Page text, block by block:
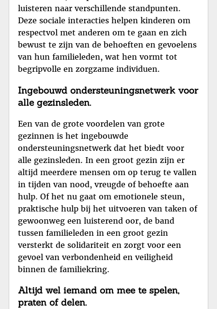
luisteren naar verschillende standpunten.
Deze sociale interacties helpen kinderen om
respectvol met anderen om te gaan en zich
bewust te zijn van de behoeften en gevoelens
van hun familieleden, wat hen vormt tot
begripvolle en zorgzame individuen.
Ingebouwd ondersteuningsnetwerk voor
alle gezinsleden.
Een van de grote voordelen van grote
gezinnen is het ingebouwde
ondersteuningsnetwerk dat het biedt voor
alle gezinsleden. In een groot gezin zijn er
altijd meerdere mensen om op terug te vallen
in tijden van nood, vreugde of behoefte aan
hulp. Of het nu gaat om emotionele steun,
praktische hulp bij het uitvoeren van taken of
gewoonweg een luisterend oor, de band
tussen familieleden in een groot gezin
versterkt de solidariteit en zorgt voor een
gevoel van verbondenheid en veiligheid
binnen de familiekring.
Altijd wel iemand om mee te spelen,
praten of delen.